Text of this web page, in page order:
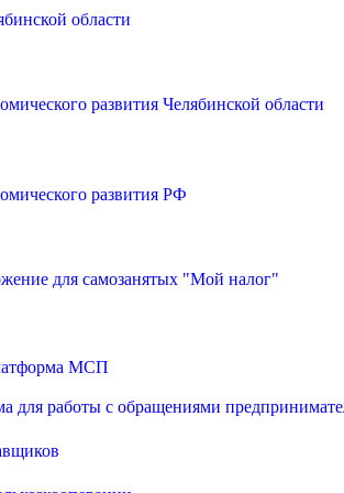
области
развития Челябинской области
развития РФ
для самозанятых "Мой налог"
МСП
для работы с обращениями